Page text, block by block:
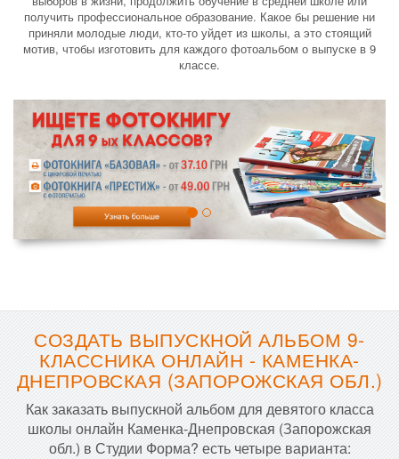
получить профессиональное образование. Какое бы решение ни
приняли молодые люди, кто-то уйдет из школы, а это стоящий
мотив, чтобы изготовить для каждого фотоальбом о выпуске в 9
классе.
СОЗДАТЬ ВЫПУСКНОЙ АЛЬБОМ 9-
КЛАССНИКА ОНЛАЙН - КАМЕНКА-
ДНЕПРОВСКАЯ (ЗАПОРОЖСКАЯ ОБЛ.)
Как заказать выпускной альбом для девятого класса
школы онлайн Каменка-Днепровская (Запорожская
обл.) в Студии Форма? есть четыре варианта: